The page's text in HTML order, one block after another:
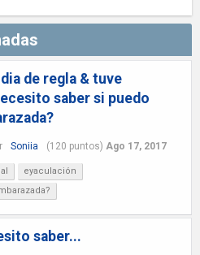
de regla & tuve
saber si puedo
Soniia (120 puntos) Ago 17, 2017
eyaculación
saber...